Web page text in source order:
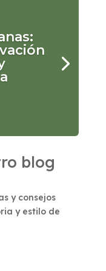
blog
y consejos
y estilo de